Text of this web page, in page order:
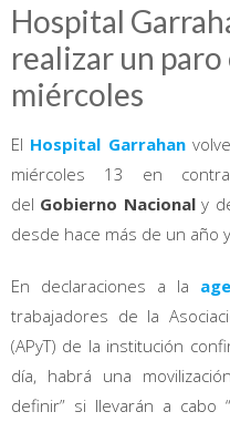
Hospital
realizar un
miércoles
El Hospital Garrahan
miércoles 13 en
del Gobierno Nacionaly
desde hace más de un año
En declaraciones a la
trabajadores de la
(APyT) de la institución
día, habrá una
definir” si llevarán a cabo